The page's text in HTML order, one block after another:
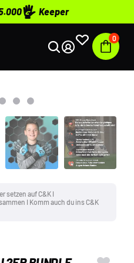
Keeper
0
setzen auf C&K I
I Komm auch du ins C&K